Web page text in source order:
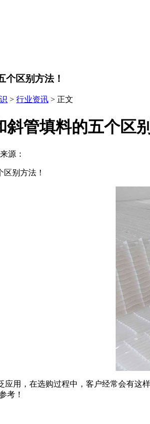
个区别方法！
> 行业资讯 > 正文
管填料的五个区
源：
别方法！
应用，在选购过程中，客户经常会有这
考！